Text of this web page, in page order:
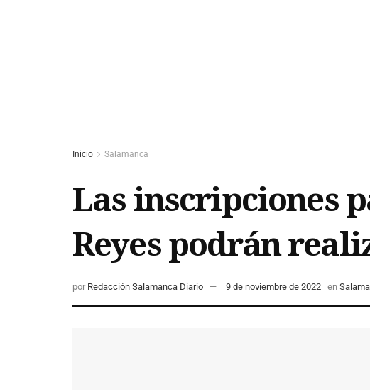
Inicio Salamanca
Las inscripciones
Reyes podrán
por Redacción Salamanca Diario 9 de noviembre de 2022 en